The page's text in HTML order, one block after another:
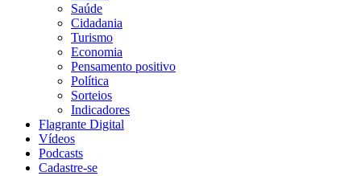
Saúde
Cidadania
Turismo
Economia
Pensamento positivo
Política
Sorteios
Indicadores
Flagrante Digital
Vídeos
Podcasts
Cadastre-se